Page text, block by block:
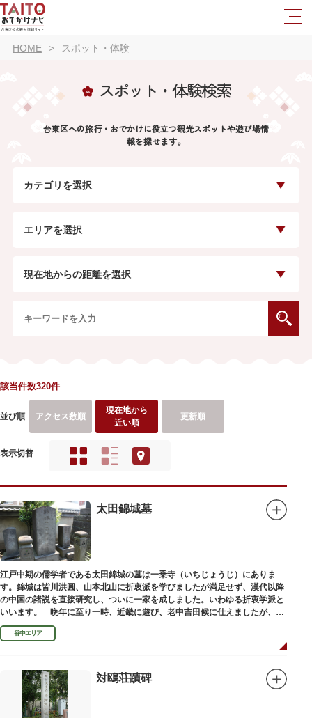
HOME スポット・体験
スポット・体験検索
台東区への旅行・おでかけに役立つ観光スポットや遊び場情
報を探せます。
カテゴリを選択
エリアを選択
現在地からの距離を選択
該当件数320件
並び順 アクセス数順
現在地から
近い順
更新順
表示切替
太田錦城墓
江戸中期の儒学者である太田錦城の墓は一乗寺（いちじょうじ）にありま
す。錦城は皆川洪圓、山本北山に折衷派を学びましたが満足せず、漢代以降
の中国の諸説を直接研究し、ついに一家を成しました。いわゆる折衷学派と
いいます。 晩年に至り一時、近畿に遊び、老中吉田候に仕えましたが、前
田家に賓使としてまぬかれ、三百石を給せられました。
谷中エリア
対鴎荘蹟碑